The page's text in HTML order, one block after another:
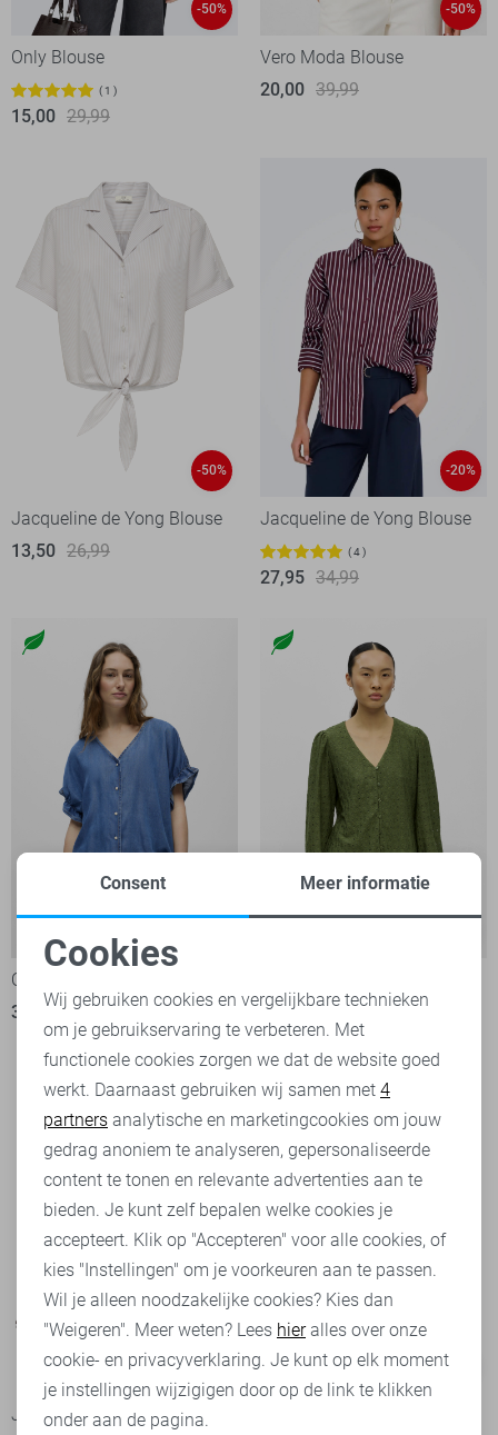
-50%
Only Blouse
1
15,00 29,99
-50%
Vero Moda Blouse
20,00 39,99
-50%
Jacqueline de Yong Blouse
13,50 26,99
-20%
Jacqueline de Yong Blouse
4
27,95 34,99
Object Blouse
32,50
64,99
27,95 34,99
-15%
Jacqueline de Yong Blouse
-50%
Noodzakelijke cookies
Personalisatie cookies
Analytische cookies
Marketing cookies
Consent Meer informatie
Cookies
Wij gebruiken cookies en vergelijkbare technieken
om je gebruikservaring te verbeteren. Met
functionele cookies zorgen we dat de website goed
werkt. Daarnaast gebruiken wij samen met 4
partners analytische en marketingcookies om jouw
gedrag anoniem te analyseren, gepersonaliseerde
content te tonen en relevante advertenties aan te
bieden. Je kunt zelf bepalen welke cookies je
accepteert. Klik op "Accepteren" voor alle cookies, of
kies "Instellingen" om je voorkeuren aan te passen.
Wil je alleen noodzakelijke cookies? Kies dan
"Weigeren". Meer weten? Lees hieralles over onze
cookie- en privacyverklaring. Je kunt op elk moment
je instellingen wijzigigen door op de link te klikken
onder aan de pagina.